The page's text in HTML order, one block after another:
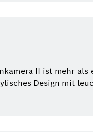
II ist mehr als
Design mit